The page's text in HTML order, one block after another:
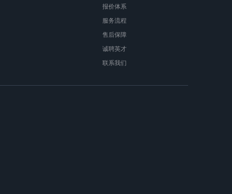
报价体系
服务流程
售后保障
诚聘英才
联系我们